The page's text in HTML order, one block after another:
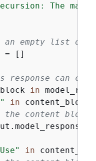
The
empty list of
= []
response can
in
in content_block:
content
in